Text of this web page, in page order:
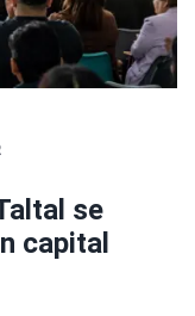
se
capital